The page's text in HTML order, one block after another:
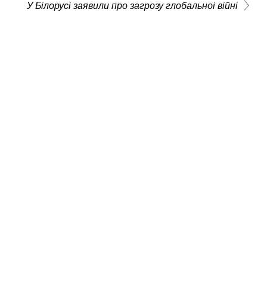
У Білорусі заявили про загрозу глобальноі війні